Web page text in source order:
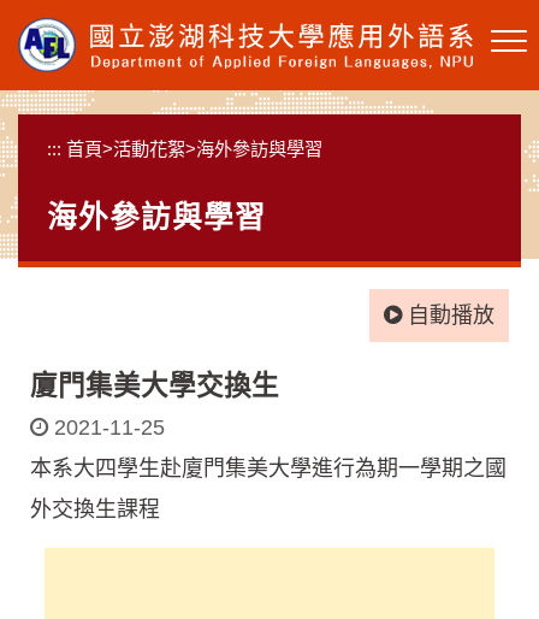
要
內
容
塊
::: 首頁>活動花絮>海外參訪與學習
海外參訪與學習
自動播放
廈門集美大學交換生
2021-11-25
本系大四學生赴廈門集美大學進行為期一學期之國
外交換生課程